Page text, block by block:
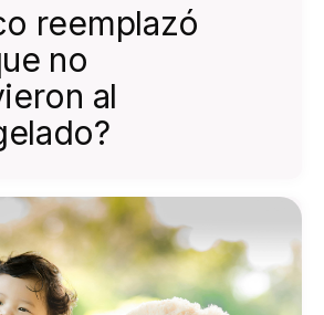
reemplazó
no
al